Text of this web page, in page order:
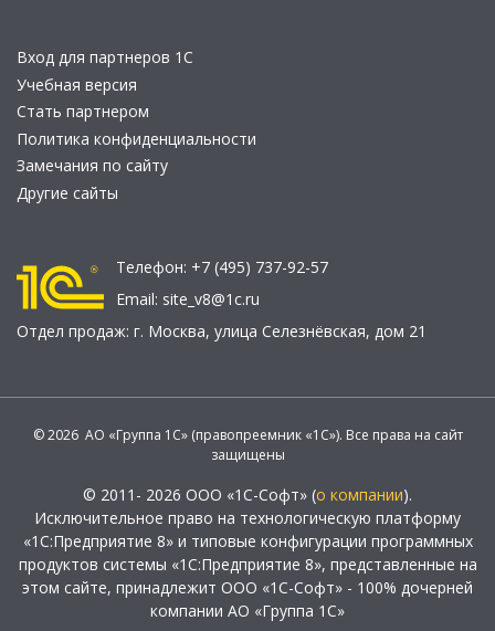
Вход для партнеров 1С
Учебная версия
Стать партнером
Политика конфиденциальности
Замечания по сайту
Другие сайты
Телефон: +7 (495) 737-92-57
Email: site_v8@1c.ru
Отдел продаж: г. Москва, улица Селезнёвская, дом 21
© 2026 АО «Группа 1С» (правопреемник «1С»). Все права на сайт
защищены
© 2011- 2026 ООО «1С-Софт» (о компании).
Исключительное право на технологическую платформу
«1С:Предприятие 8» и типовые конфигурации программных
продуктов системы «1С:Предприятие 8», представленные на
этом сайте, принадлежит ООО «1С-Софт» - 100% дочерней
компании АО «Группа 1С»